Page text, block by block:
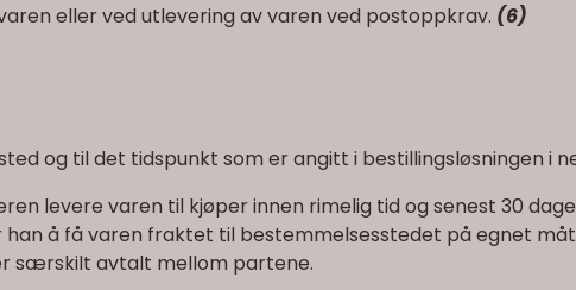
eller ved utlevering av varen ved postoppkrav. (6)
og til det tidspunkt som er angitt i bestillingsløsningen i
levere varen til kjøper innen rimelig tid og senest 30
å få varen fraktet til bestemmelsesstedet på egnet
særskilt avtalt mellom partene.